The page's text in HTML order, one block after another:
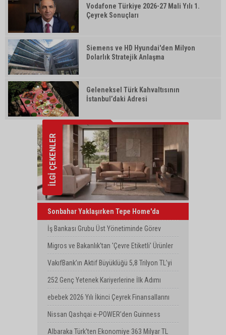
Vodafone Türkiye 2026-27 Mali Yılı 1.
Çeyrek Sonuçları
Siemens ve HD Hyundai'den Milyon
Dolarlık Stratejik Anlaşma
Geleneksel Türk Kahvaltısının
İstanbul’daki Adresi
İLGİ ÇEKENLER
Sonbahar Yaklaşırken Tepe Home'da
Yenilenme Dönemi
İş Bankası Grubu Üst Yönetiminde Görev
Değişimi
Migros ve Bakanlık'tan 'Çevre Etiketli' Ürünler
İçin İş Birliği
VakıfBank’ın Aktif Büyüklüğü 5,8 Trilyon TL’yi
Aştı
252 Genç Yetenek Kariyerlerine İlk Adımı
Turkcell’de Attı
ebebek 2026 Yılı İkinci Çeyrek Finansallarını
Açıkladı
Nissan Qashqai e-POWER’den Guinness
Dünya Rekoru: Tek Depoyla 1980 km
Albaraka Türk'ten Ekonomiye 363 Milyar TL